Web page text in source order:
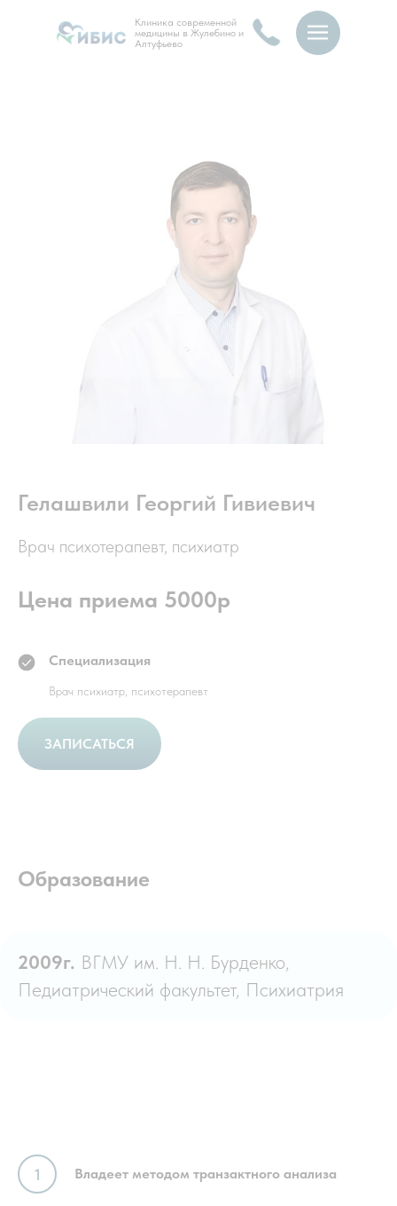
Клиника современной
медицины в Жулебино и
Алтуфьево
Гелашвили Георгий Гивиевич
Врач психотерапевт, психиатр
Цена приема 5000р
Специализация
Врач психиатр, психотерапевт
ЗАПИСАТЬСЯ
Образование
2009г. ВГМУ им. Н. Н. Бурденко,
Педиатрический факультет, Психиатрия
Владеет методом транзактного анализа